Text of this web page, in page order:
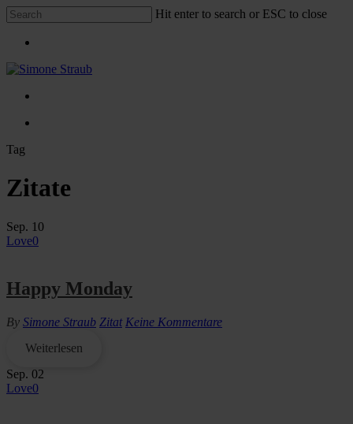
Skip
to
main
Hit enter to search or ESC to close
Search
Menu
Tag
Zitate
Sep. 10
Love0
Happy Monday
By Simone Straub Zitat Keine Kommentare
Weiterlesen
Sep. 02
Love0